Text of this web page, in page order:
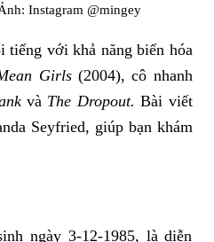
Instagram @mingey
tiếng với khả năng biến hóa
Girls(2004), cô nhanh
và The Dropout. Bài viết
Seyfried, giúp bạn khám
ngày 3-12-1985, là diễn